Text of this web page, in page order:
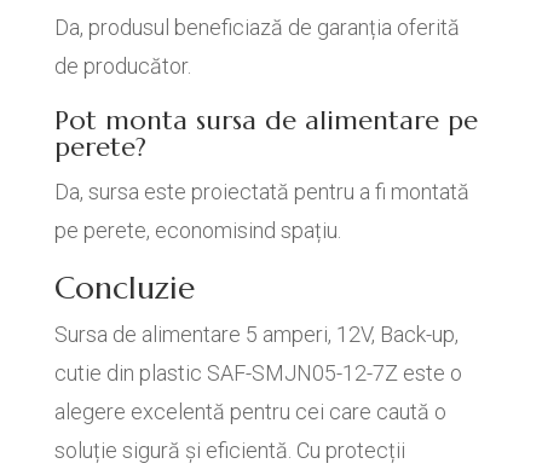
Da, produsul beneficiază de garanția oferită
de producător.
Pot monta sursa de alimentare pe
perete?
Da, sursa este proiectată pentru a fi montată
pe perete, economisind spațiu.
Concluzie
Sursa de alimentare 5 amperi, 12V, Back-up,
cutie din plastic SAF-SMJN05-12-7Z este o
alegere excelentă pentru cei care caută o
soluție sigură și eficientă. Cu protecții